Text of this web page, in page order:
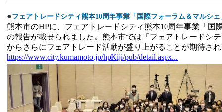
●フェアトレードシティ熊本10周年事業「国際フォーラム＆マルシェ
熊本市のHPに、フェアトレードシティ熊本10周年事業「国
の報告が載せられました。熊本市では「フェアトレードシ
からさらにフェアトレード活動が盛り上がることが期待さ
https://www.city.kumamoto.jp/hpKiji/pub/detail.aspx...